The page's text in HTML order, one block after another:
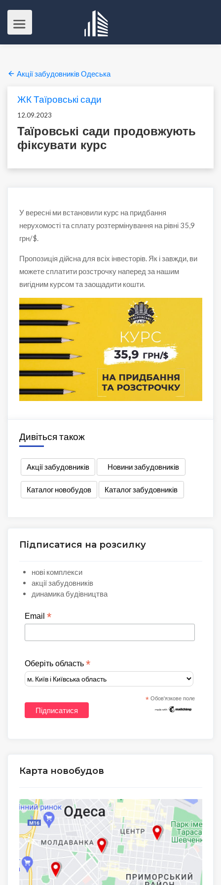
Акції забудовників Одеська
ЖК Таїровські сади
12.09.2023
Таїровські сади продовжують
фіксувати курс
У вересні ми встановили курс на придбання
нерухомості та сплату розтермінування на рівні 35,9
грн/$.
Пропозиція дійсна для всіх інвесторів. Як і завжди, ви
можете сплатити розстрочку наперед за нашим
вигідним курсом та заощадити кошти.
Дивіться також
Акції забудовників Новини забудовників
Каталог новобудов Каталог забудовників
Підписатися на розсилку
нові комплекси
акції забудовників
динамика будівництва
Email *
Оберіть область *
* Обов'язкове поле
Карта новобудов